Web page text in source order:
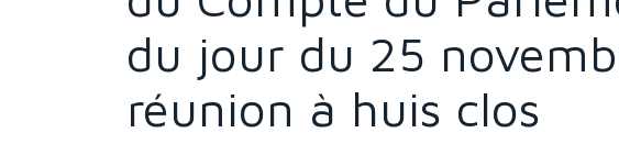
du jour du 25
réunion à huis clos